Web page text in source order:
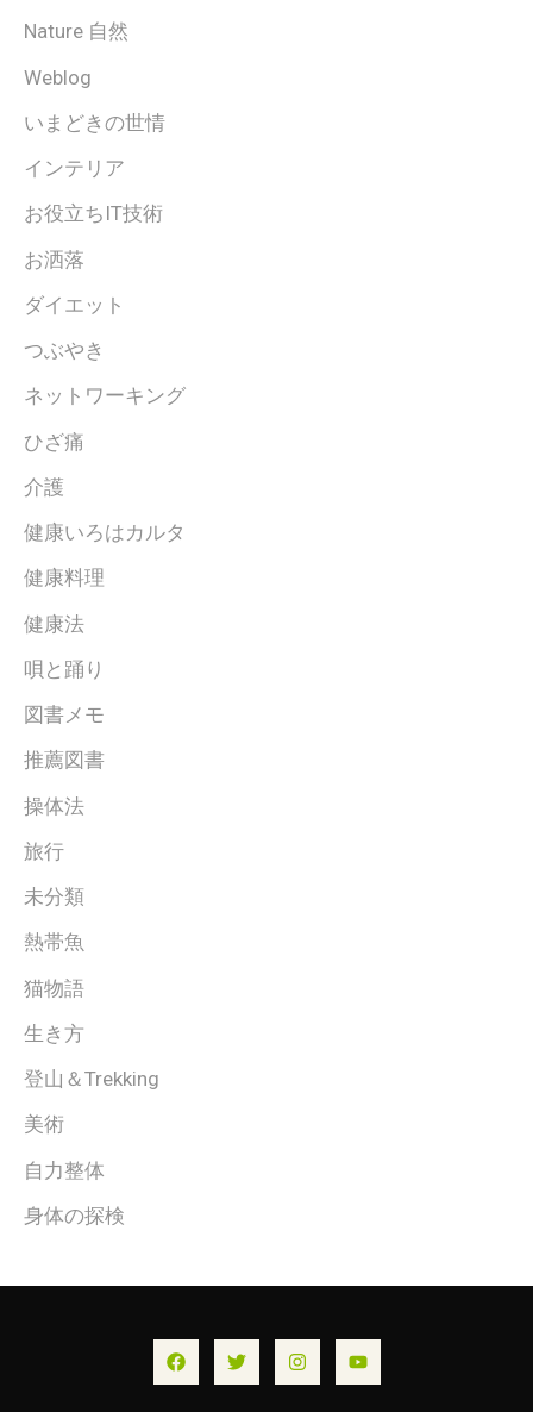
Nature 自然
Weblog
いまどきの世情
インテリア
お役立ちIT技術
お洒落
ダイエット
つぶやき
ネットワーキング
ひざ痛
介護
健康いろはカルタ
健康料理
健康法
唄と踊り
図書メモ
推薦図書
操体法
旅行
未分類
熱帯魚
猫物語
生き方
登山＆Trekking
美術
自力整体
身体の探検